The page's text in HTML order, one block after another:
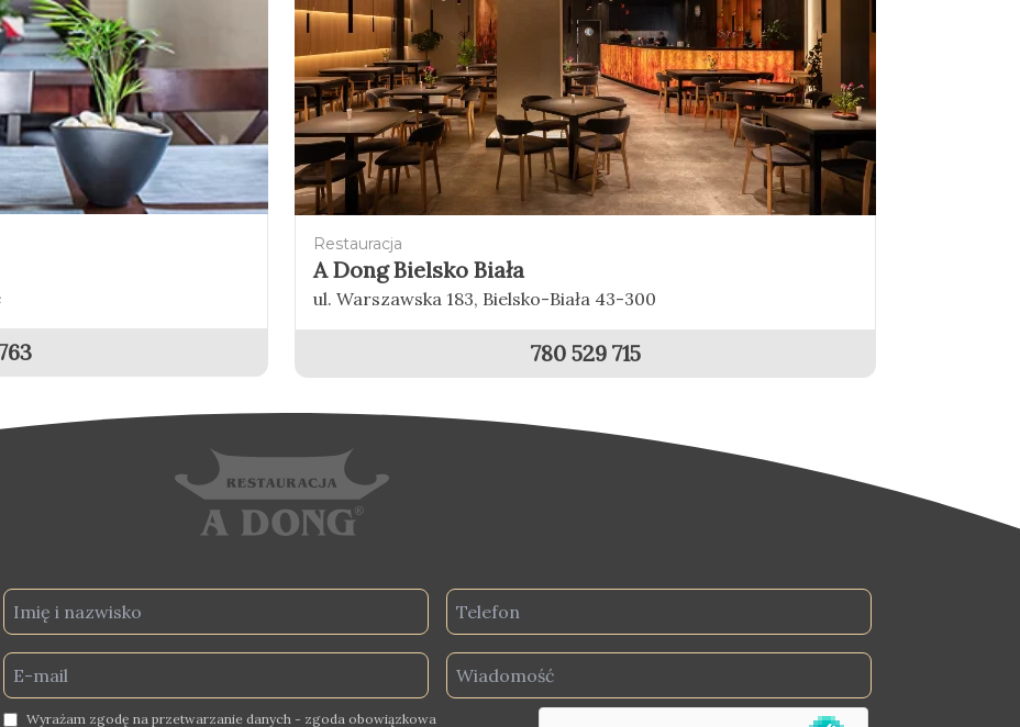
Restauracja
A Dong Bielsko Biała
ul. Warszawska 183, Bielsko-Biała 43-300
780 529 715
Wyrażam zgodę na przetwarzanie danych - zgoda obowiązkowa